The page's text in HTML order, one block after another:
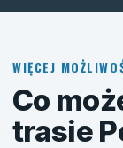
WIĘCEJ
Co
trasie